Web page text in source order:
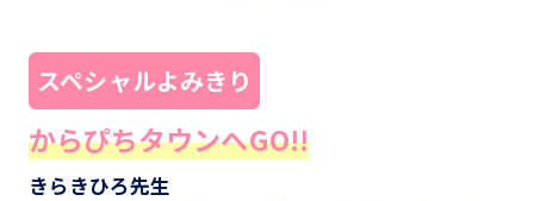
スペシャルよみきり
からぴちタウンへGO!!
きらきひろ先生